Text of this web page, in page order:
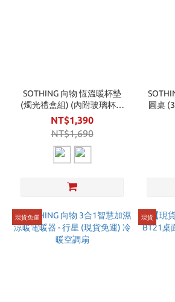
SOTHING 向物 恆溫暖杯墊
(燭光禮盒組) (內附玻璃杯套
組) 加熱杯墊
NT$1,390
NT$1,690
圓桌
現貨免運 現貨